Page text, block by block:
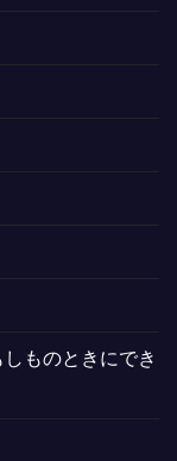
ものときにでき